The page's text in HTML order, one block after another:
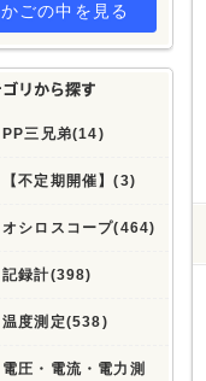
かごの中を見る
PP三兄弟(14)
【不定期開催】(3)
オシロスコープ(464)
記録計(398)
温度測定(538)
電圧・電流・電力測